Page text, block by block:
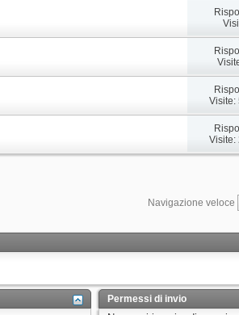
Visite:
Visite:
Navigazione veloce
Permessi di invio